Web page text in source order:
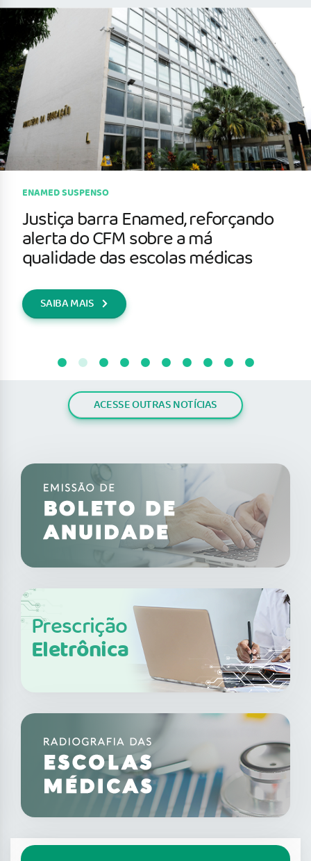
ENAMED SUSPENSO
Justiça barra Enamed, reforçando
alerta do CFM sobre a má
qualidade das escolas médicas
SAIBA MAIS
ACESSE OUTRAS NOTÍCIAS
Prescrição
Eletrônica